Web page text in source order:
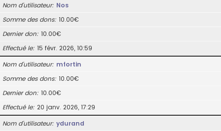
Nom d’utilisateur Nos
Somme des dons 10.00€
Dernier don 10.00€
Effectué le 15 févr. 2026, 10:59
Nom d’utilisateur mfortin
Somme des dons 10.00€
Dernier don 10.00€
Effectué le 20 janv. 2026, 17:29
Nom d’utilisateur ydurand